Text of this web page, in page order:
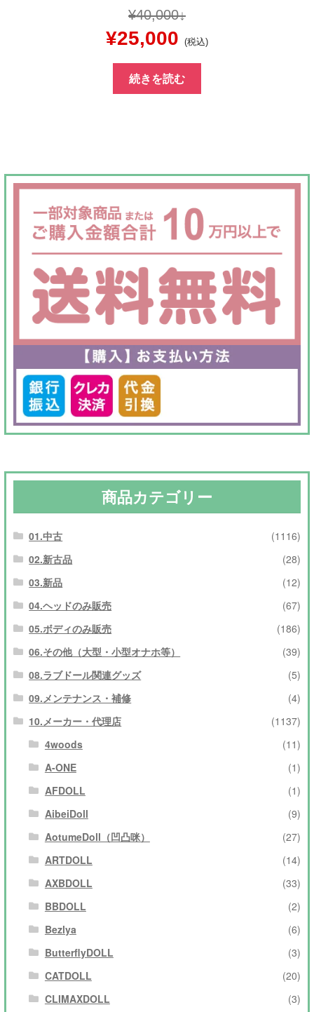
¥40,000
元
の
価
¥40,000
で
し
た。
¥25,000 現
在
の
は
で
す。
(税込)
続きを読む
商品カテゴリー
01.中古
(1116)
02.新古品
(28)
03.新品
(12)
04.ヘッドのみ販売
(67)
05.ボディのみ販売
(186)
06.その他（大型・小型オナホ等）
(39)
08.ラブドール関連グッズ
(5)
09.メンテナンス・補修
(4)
10.メーカー・代理店
(1137)
4woods
(11)
A-ONE
(1)
AFDOLL
(1)
AibeiDoll
(9)
AotumeDoll（凹凸咪）
(27)
ARTDOLL
(14)
AXBDOLL
(33)
BBDOLL
(2)
Bezlya
(6)
ButterflyDOLL
(3)
CATDOLL
(20)
CLIMAXDOLL
(3)